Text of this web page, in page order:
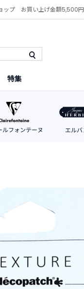
ップ お買い上げ金額5,500
特集